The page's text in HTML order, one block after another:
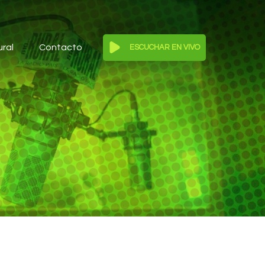
Contacto ESCUCHAR EN VIVO
Reproductor
de
audio